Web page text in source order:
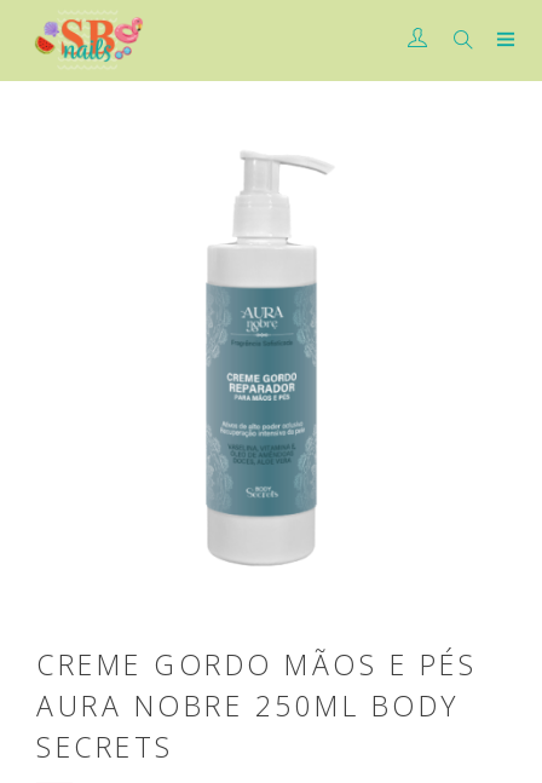
CREME GORDO MÃOS E PÉS
AURA NOBRE 250ML BODY
SECRETS